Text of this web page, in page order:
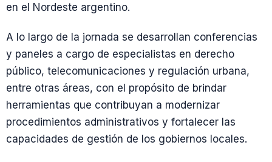
en el Nordeste argentino.
A lo largo de la jornada se desarrollan conferencias
y paneles a cargo de especialistas en derecho
público, telecomunicaciones y regulación urbana,
entre otras áreas, con el propósito de brindar
herramientas que contribuyan a modernizar
procedimientos administrativos y fortalecer las
capacidades de gestión de los gobiernos locales.